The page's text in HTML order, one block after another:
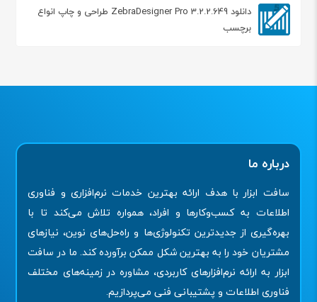
دانلود ZebraDesigner Pro 3.2.2.649 طراحی و چاپ انواع
برچسب
درباره ما
سافت ابزار با هدف ارائه بهترین خدمات نرم‌افزاری و فناوری
اطلاعات به کسب‌وکارها و افراد، همواره تلاش می‌کند تا با
بهره‌گیری از جدیدترین تکنولوژی‌ها و راه‌حل‌های نوین، نیازهای
مشتریان خود را به بهترین شکل ممکن برآورده کند. ما در سافت
ابزار به ارائه نرم‌افزارهای کاربردی، مشاوره در زمینه‌های مختلف
فناوری اطلاعات و پشتیبانی فنی می‌پردازیم.